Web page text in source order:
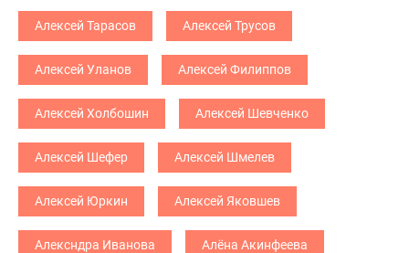
Алексей Тарасов Алексей Трусов
Алексей Уланов Алексей Филиппов
Алексей Холбошин Алексей Шевченко
Алексей Шефер Алексей Шмелев
Алексей Юркин Алексей Яковшев
Алексндра Иванова Алёна Акинфеева